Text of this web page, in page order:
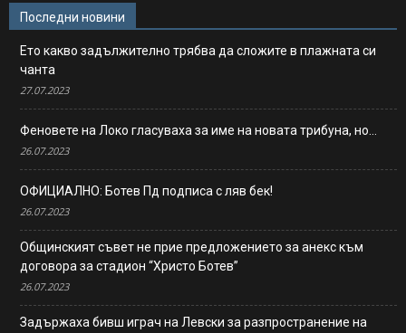
Последни новини
Ето какво задължително трябва да сложите в плажната си
чанта
27.07.2023
Феновете на Локо гласуваха за име на новата трибуна, но…
26.07.2023
ОФИЦИАЛНО: Ботев Пд подписа с ляв бек!
26.07.2023
Общинският съвет не прие предложението за анекс към
договора за стадион “Христо Ботев”
26.07.2023
Задържаха бивш играч на Левски за разпространение на